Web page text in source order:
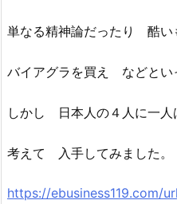
単なる精神論だったり 酷い
バイアグラを買え などとい
しかし 日本人の４人に一
考えて 入手してみました。
https://ebusiness119.com/